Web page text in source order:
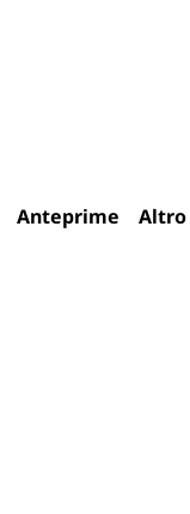
Anteprime Altro